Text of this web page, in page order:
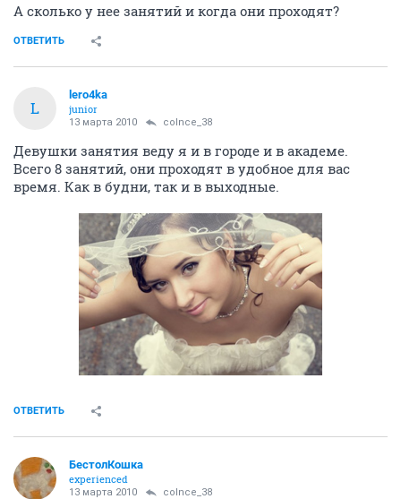
А сколько у нее занятий и когда они проходят?
ОТВЕТИТЬ
L
lero4ka
junior
13 марта 2010 colnce_38
Девушки занятия веду я и в городе и в академе.
Всего 8 занятий, они проходят в удобное для вас
время. Как в будни, так и в выходные.
ОТВЕТИТЬ
БестолКошка
experienced
13 марта 2010 colnce_38